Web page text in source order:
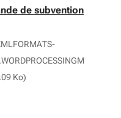
de subvention
Ko)